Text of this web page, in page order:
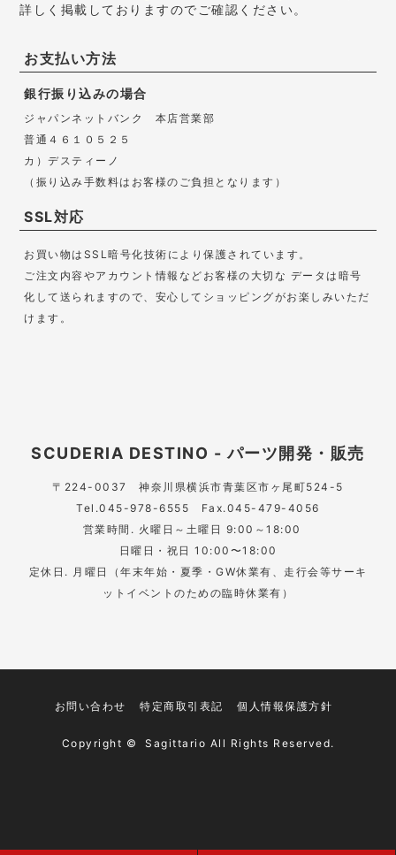
詳しく掲載しておりますのでご確認ください。
お支払い方法
銀行振り込みの場合
ジャパンネットバンク 本店営業部
普通４６１０５２５
カ）デスティーノ
（振り込み手数料はお客様のご負担となります）
SSL対応
お買い物はSSL暗号化技術により保護されています。
ご注文内容やアカウント情報などお客様の大切な データは暗号
化して送られますので、安心してショッピングがお楽しみいただ
けます。
SCUDERIA DESTINO - パーツ開発・販売
〒224-0037神奈川県横浜市青葉区市ヶ尾町524-5
Tel.045-978-6555 Fax.045-479-4056
営業時間. 火曜日～土曜日 9:00～18:00
日曜日・祝日 10:00〜18:00
定休日. 月曜日（年末年始・夏季・GW休業有、走行会等サーキ
ットイベントのための臨時休業有）
お問い合わせ 特定商取引表記 個人情報保護方針
Copyright © Sagittario All Rights Reserved.